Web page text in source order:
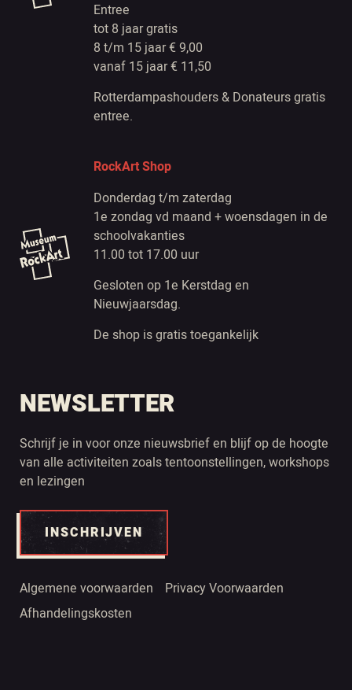
Entree
tot 8 jaar gratis
8 t/m 15 jaar € 9,00
vanaf 15 jaar € 11,50
Rotterdampashouders & Donateurs gratis
entree.
RockArt Shop
Donderdag t/m zaterdag
1e zondag vd maand + woensdagen in de
schoolvakanties
11.00 tot 17.00 uur
Gesloten op 1e Kerstdag en
Nieuwjaarsdag.
De shop is gratis toegankelijk
NEWSLETTER
Schrijf je in voor onze nieuwsbrief en blijf op de hoogte
van alle activiteiten zoals tentoonstellingen, workshops
en lezingen
INSCHRIJVEN
Algemene voorwaarden
Privacy Voorwaarden
Afhandelingskosten